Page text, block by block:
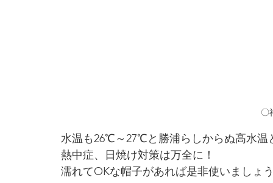
〇
水温も26℃～27℃と勝浦らしからぬ高水温
熱中症、日焼け対策は万全に！
濡れてOKな帽子があれば是非使いましょ